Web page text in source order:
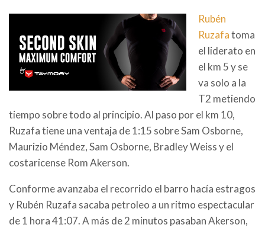
Rubén
Ruzafatoma
el liderato en
el km 5 y se
va solo a la
T2 metiendo
tiempo sobre todo al principio. Al paso por el km 10,
Ruzafa tiene una ventaja de 1:15 sobre Sam Osborne,
Maurizio Méndez, Sam Osborne, Bradley Weiss y el
costaricense Rom Akerson.
Conforme avanzaba el recorrido el barro hacía estragos
y Rubén Ruzafa sacaba petroleo a un ritmo espectacular
de 1 hora 41:07. A más de 2 minutos pasaban Akerson,